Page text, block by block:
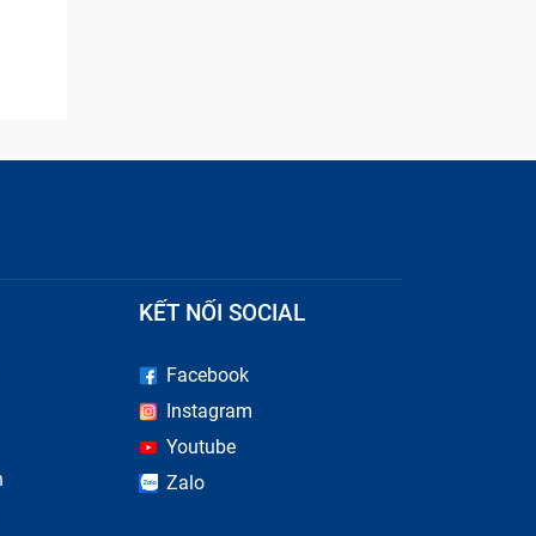
KẾT NỐI SOCIAL
Facebook
Instagram
Youtube
Zalo